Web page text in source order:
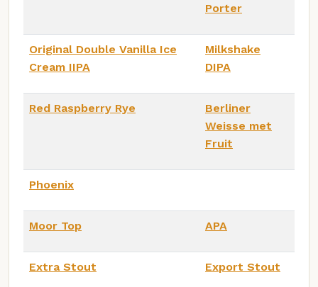
Porter
Original Double Vanilla Ice
Cream IIPA
Milkshake
DIPA
Red Raspberry Rye
Berliner
Weisse met
Fruit
Phoenix
Moor Top APA
Extra Stout Export Stout